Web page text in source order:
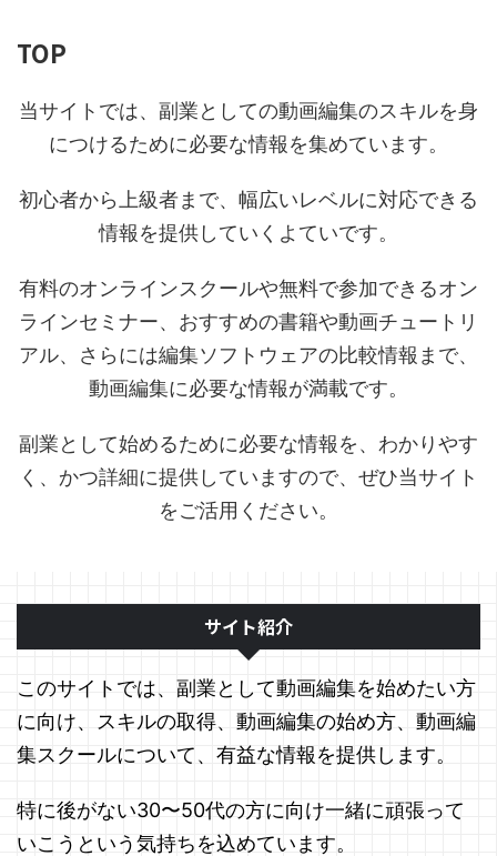
TOP
当サイトでは、副業としての動画編集のスキルを身
につけるために必要な情報を集めています。
初心者から上級者まで、幅広いレベルに対応できる
情報を提供していくよていです。
有料のオンラインスクールや無料で参加できるオン
ラインセミナー、おすすめの書籍や動画チュートリ
アル、さらには編集ソフトウェアの比較情報まで、
動画編集に必要な情報が満載です。
副業として始めるために必要な情報を、わかりやす
く、かつ詳細に提供していますので、ぜひ当サイト
をご活用ください。
サイト紹介
このサイトでは、副業として動画編集を始めたい方
に向け、スキルの取得、動画編集の始め方、動画編
集スクールについて、有益な情報を提供します。
特に後がない30〜50代の方に向け一緒に頑張って
いこうという気持ちを込めています。